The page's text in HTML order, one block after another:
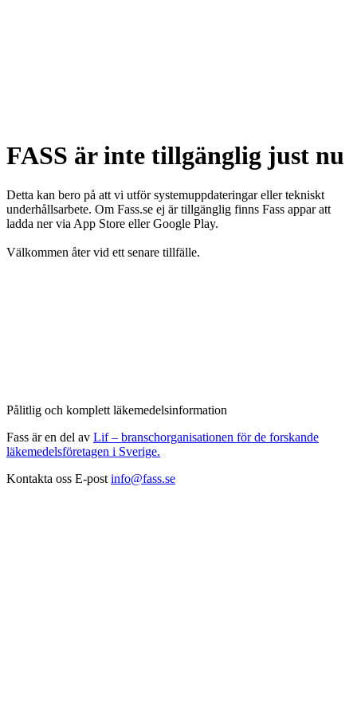
FASS är inte tillgänglig just nu
Detta kan bero på att vi utför systemuppdateringar eller tekniskt
underhållsarbete. Om Fass.se ej är tillgänglig finns Fass appar att
ladda ner via App Store eller Google Play.
Välkommen åter vid ett senare tillfälle.
Pålitlig och komplett läkemedelsinformation
Fass är en del av Lif – branschorganisationen för de forskande
läkemedelsföretagen i Sverige.
Kontakta oss E-post info@fass.se